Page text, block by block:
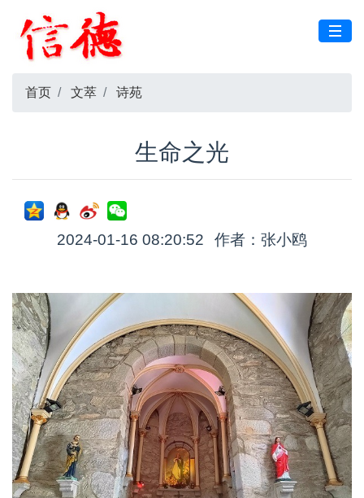
首页 文萃 诗苑
生命之光
2024-01-16 08:20:52 作者：张小鸥